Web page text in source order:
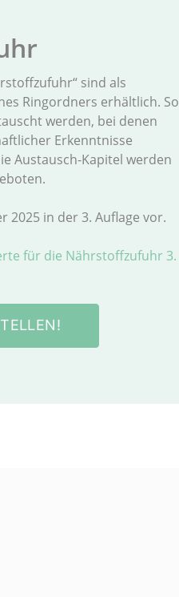
sind als
Ringordners erhältlich. So
werden, bei denen
Erkenntnisse
Austausch-Kapitel werden
2025 in der 3. Auflage vor.
für die Nährstoffzufuhr 3.